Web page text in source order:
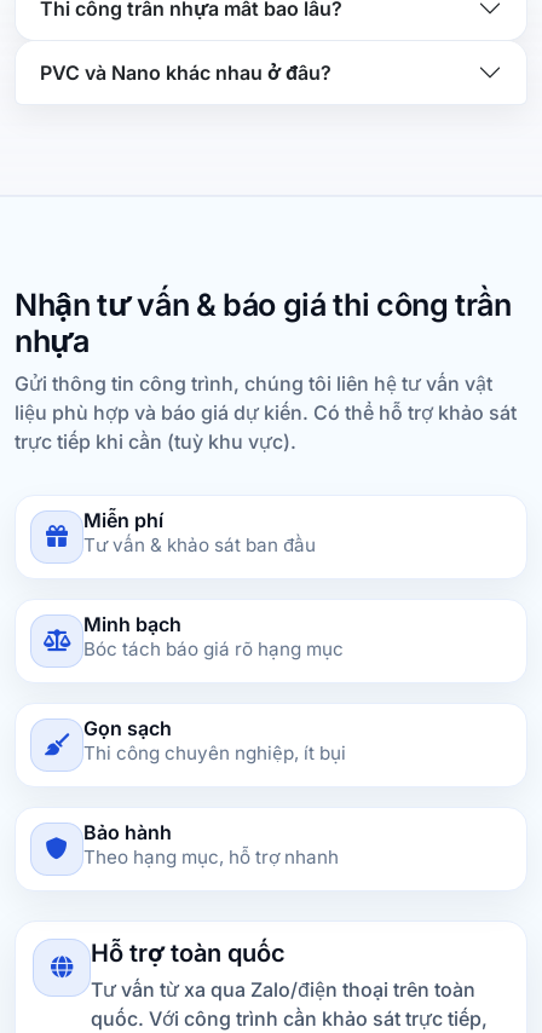
Thi công trần nhựa mất bao lâu?
PVC và Nano khác nhau ở đâu?
Nhận tư vấn & báo giá thi công trần
nhựa
Gửi thông tin công trình, chúng tôi liên hệ tư vấn vật
liệu phù hợp và báo giá dự kiến. Có thể hỗ trợ khảo sát
trực tiếp khi cần (tuỳ khu vực).
Miễn phí
Tư vấn & khảo sát ban đầu
Minh bạch
Bóc tách báo giá rõ hạng mục
Gọn sạch
Thi công chuyên nghiệp, ít bụi
Bảo hành
Theo hạng mục, hỗ trợ nhanh
Hỗ trợ toàn quốc
Tư vấn từ xa qua Zalo/điện thoại trên toàn
quốc. Với công trình cần khảo sát trực tiếp,